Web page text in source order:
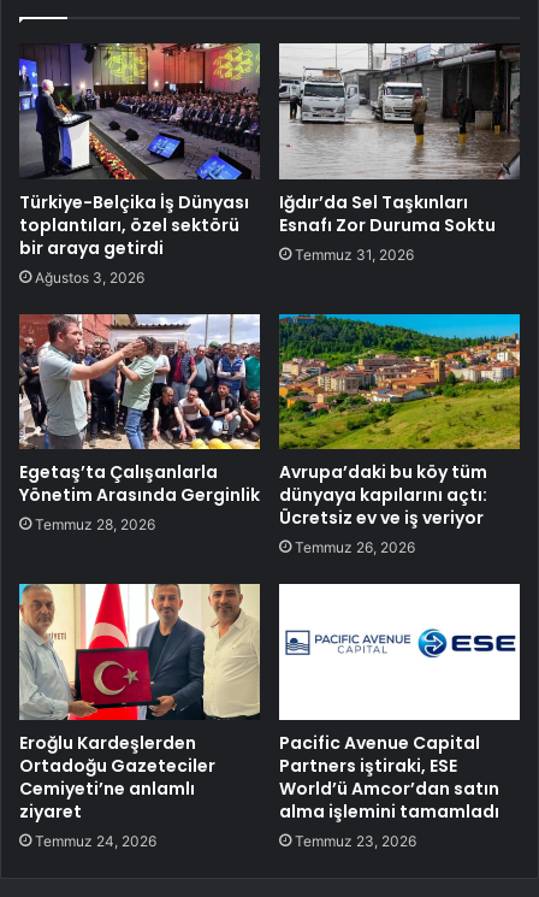
Türkiye-Belçika İş Dünyası
toplantıları, özel sektörü
bir araya getirdi
Ağustos 3, 2026
Iğdır’da Sel Taşkınları
Esnafı Zor Duruma Soktu
Temmuz 31, 2026
Egetaş’ta Çalışanlarla
Yönetim Arasında Gerginlik
Temmuz 28, 2026
Avrupa’daki bu köy tüm
dünyaya kapılarını açtı:
Ücretsiz ev ve iş veriyor
Temmuz 26, 2026
Eroğlu Kardeşlerden
Ortadoğu Gazeteciler
Cemiyeti’ne anlamlı
ziyaret
Temmuz 24, 2026
Pacific Avenue Capital
Partners iştiraki, ESE
World’ü Amcor’dan satın
alma işlemini tamamladı
Temmuz 23, 2026